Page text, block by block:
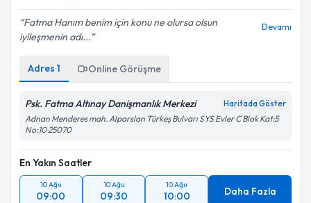
Fatma Hanım benim için konu ne olursa olsun
iyileşmenin adı...
Devamı
Adres 1 Online Görüşme
Psk. Fatma Altınay Danişmanlık Merkezi Haritada Göster
Adnan Menderes mah. Alparslan Türkeş Bulvarı SYS Evler C Blok Kat:5
No:10 25070
En Yakın Saatler
10 Ağu
09:00
10 Ağu
09:30
10 Ağu
10:00 Daha Fazla